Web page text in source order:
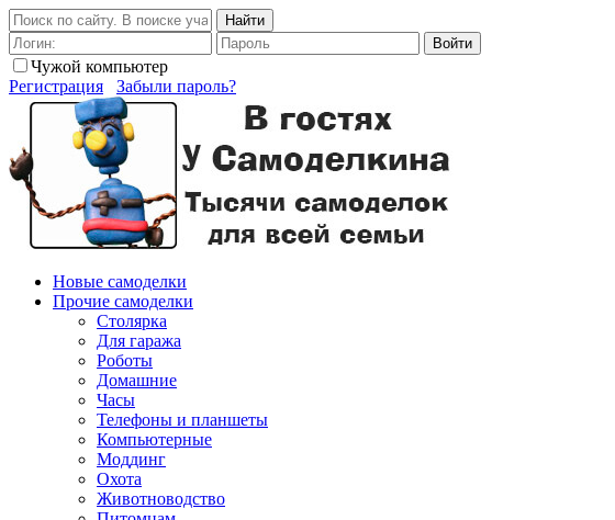
Найти
Войти
Чужой компьютер
Регистрация
Забыли пароль?
Новые самоделки
Прочие самоделки
Столярка
Для гаража
Роботы
Домашние
Часы
Телефоны и планшеты
Компьютерные
Моддинг
Охота
Животноводство